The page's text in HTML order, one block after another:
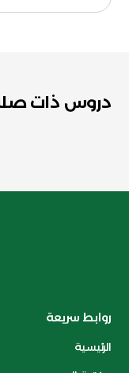
دروس ذات
روابط سريعة
الرئيسية